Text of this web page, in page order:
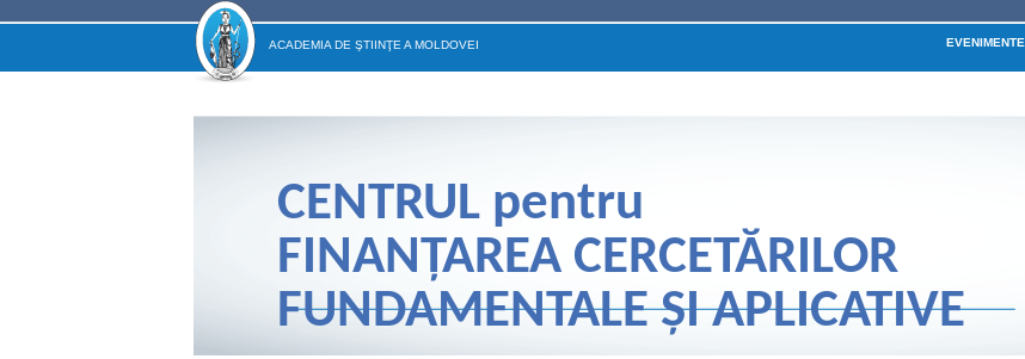
ACADEMIA DE ŞTIINŢE A MOLDOVEI EVENIMENTE
CENTRUL pentru
FINANŢAREA CERCETĂRILOR
FUNDAMENTALE ŞI APLICATIVE